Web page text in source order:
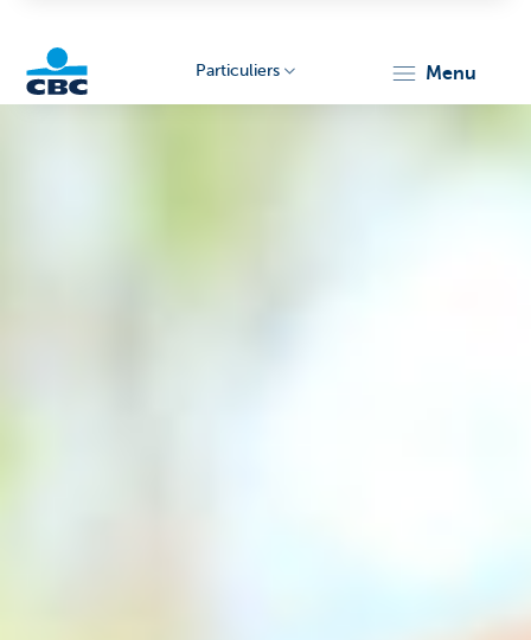
Particuliers menu